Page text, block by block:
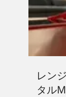
レン
タル